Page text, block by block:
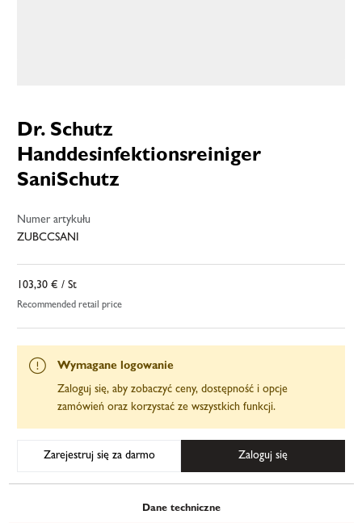
Dr. Schutz
Handdesinfektionsreiniger
SaniSchutz
Numer artykułu
ZUBCCSANI
103,30 € / St
Recommended retail price
Wymagane logowanie
Zaloguj się, aby zobaczyć ceny, dostępność i opcje
zamówień oraz korzystać ze wszystkich funkcji.
Zarejestruj się za darmo Zaloguj się
Dane techniczne